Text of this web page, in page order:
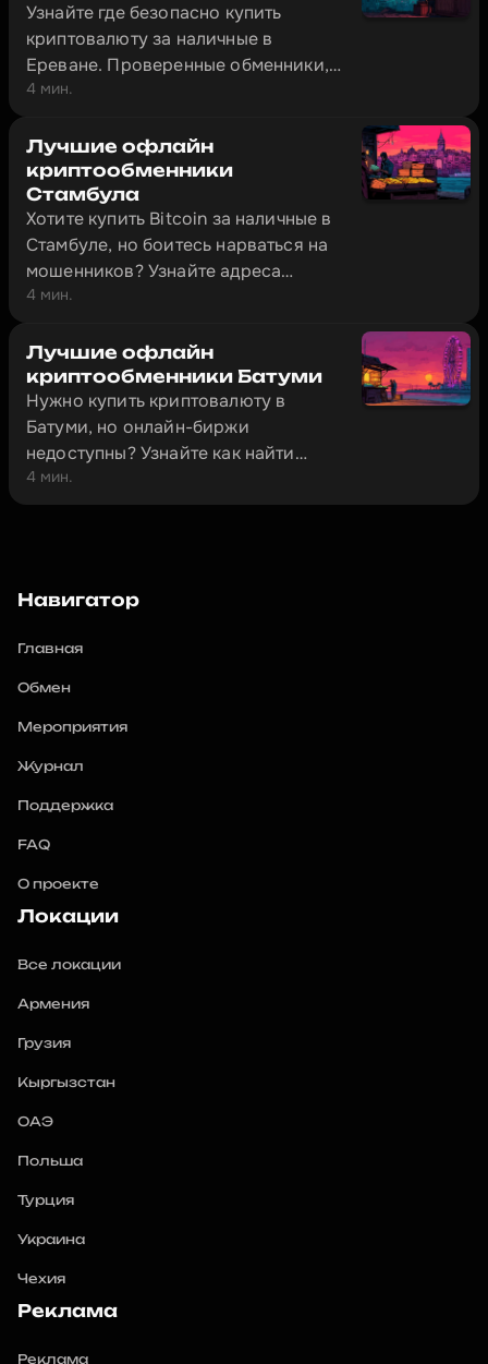
за 10–20 минут.
Узнайте где безопасно купить
криптовалюту за наличные в
Ереване. Проверенные обменники,
пошаговая инструкция и документы
4 мин.
Лучшие офлайн
криптообменники
Стамбула
Хотите купить Bitcoin за наличные в
Стамбуле, но боитесь нарваться на
мошенников? Узнайте адреса
проверенных обменников и как
4 мин.
Лучшие офлайн
криптообменники Батуми
Нужно купить криптовалюту в
Батуми, но онлайн-биржи
недоступны? Узнайте как найти
проверенные офлайн-обменники за
4 мин.
Навигатор
Главная
Обмен
Мероприятия
Журнал
Поддержка
FAQ
О проекте
Локации
Все локации
Армения
Грузия
Кыргызстан
ОАЭ
Польша
Турция
Украина
Чехия
Реклама
Реклама